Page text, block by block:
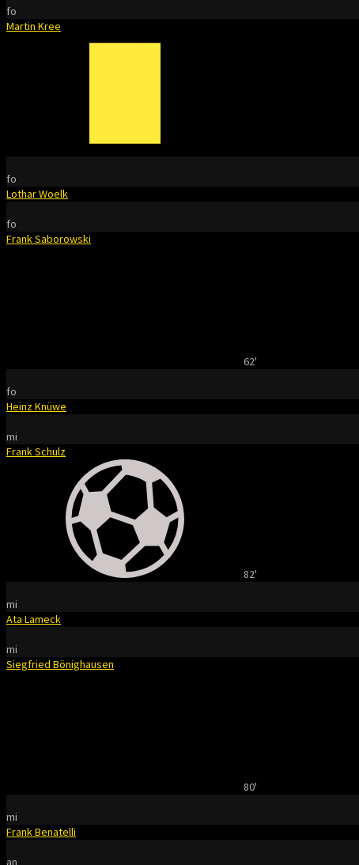
fo
Martin Kree
fo
Lothar Woelk
fo
Frank Saborowski
62'
fo
Heinz Knüwe
mi
Frank Schulz
82'
mi
Ata Lameck
mi
Siegfried Bönighausen
80'
mi
Frank Benatelli
an